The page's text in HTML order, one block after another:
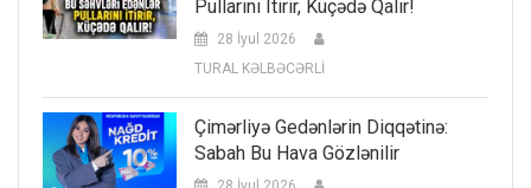
Pullarını Itirir, Küçədə Qalır!
28 İyul 2026
TURAL KƏLBƏCƏRLİ
Çimərliyə Gedənlərin Diqqətinə:
Sabah Bu Hava Gözlənilir